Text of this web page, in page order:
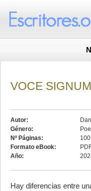
VOCE
Autor:
Género:
Nº Páginas:
100
Formato eBook:
Año:
Hay diferencias entre